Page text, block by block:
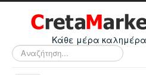
Κάθε μέρα καλημέρα
Αναζήτηση...